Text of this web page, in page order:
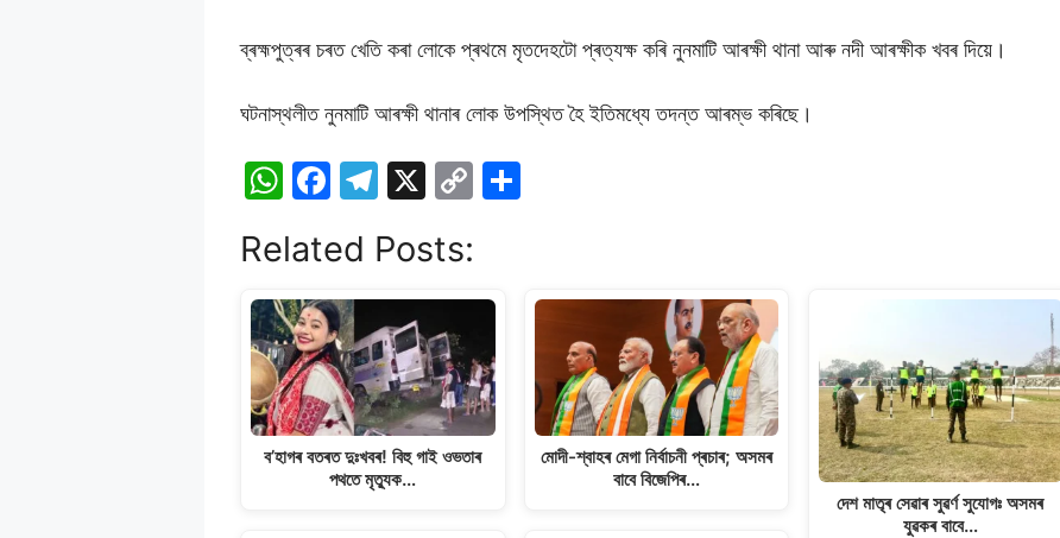
ব্ৰহ্মপুত্ৰৰ চৰত খেতি কৰা লোকে প্ৰথমে মৃতদেহটো প্ৰত্যক্ষ কৰি নুনমাটি আৰক্ষী থানা আৰু নদী আৰক্ষীক খবৰ দিয়ে।
ঘটনাস্থলীত নুনমাটি আৰক্ষী থানাৰ লোক উপস্থিত হৈ ইতিমধ্যে তদন্ত আৰম্ভ কৰিছে।
W
at
s
A
p
p
F
c
e
b
o
o
k
T
e
gr
a
m
X
C
y
n
k
e
Related Posts:
ব’হাগৰ বতৰত দুঃখবৰ! বিহু গাই ওভতাৰ
পথতে মৃত্যুক…
মোদী-শ্বাহৰ মেগা নিৰ্বাচনী প্ৰচাৰ; অসমৰ
বাবে বিজেপিৰ…
দেশ মাতৃৰ সেৱাৰ সুৱৰ্ণ সুযোগঃ অসমৰ
যুৱকৰ বাবে…